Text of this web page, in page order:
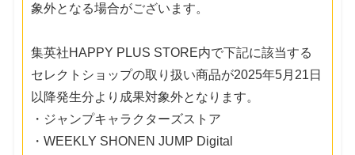
象外となる場合がございます。
集英社HAPPY PLUS STORE内で下記に該当する
セレクトショップの取り扱い商品が2025年5月21日
以降発生分より成果対象外となります。
・ジャンプキャラクターズストア
・WEEKLY SHONEN JUMP Digital